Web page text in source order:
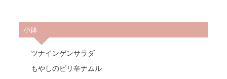
小鉢
ツナインゲンサラダ
もやしのピリ辛ナムル